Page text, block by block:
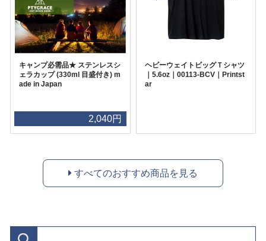
キャンプ必需品★ ステンレスシ
ェラカップ (330ml 目盛付き) m
ade in Japan
2,040円
ヘビーウェイトビッグＴシャツ
｜5.6oz｜00113-BCV｜Printst
ar
すべてのおすすめ商品を見る